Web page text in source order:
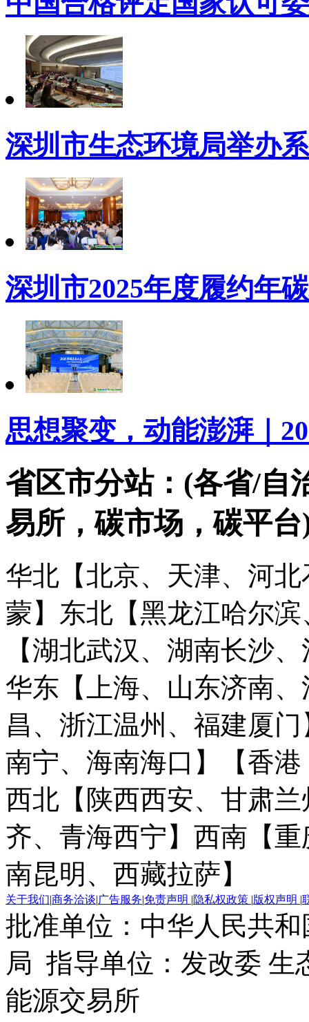
深圳市生态环境局举办
深圳市2025年度履约年
思想聚变，动能澎湃｜
省区市分站：(各省/自
易所，碳市场，碳平台
华北【北京、天津、河
蒙】 东北【黑龙江哈尔
【湖北武汉、湖南长沙
华东【上海、山东济南
昌、浙江温州、福建厦门
南宁、海南海口】
【香
西北【陕西西安、甘肃
齐、青海西宁】 西南【
南昆明、西藏拉萨】
关于我们|商务洽谈|广告服务|免责声明 |隐私权政策 |版权声明 |
批准单位：中华人民共
局 指导单位：发改委 生
能源交易所